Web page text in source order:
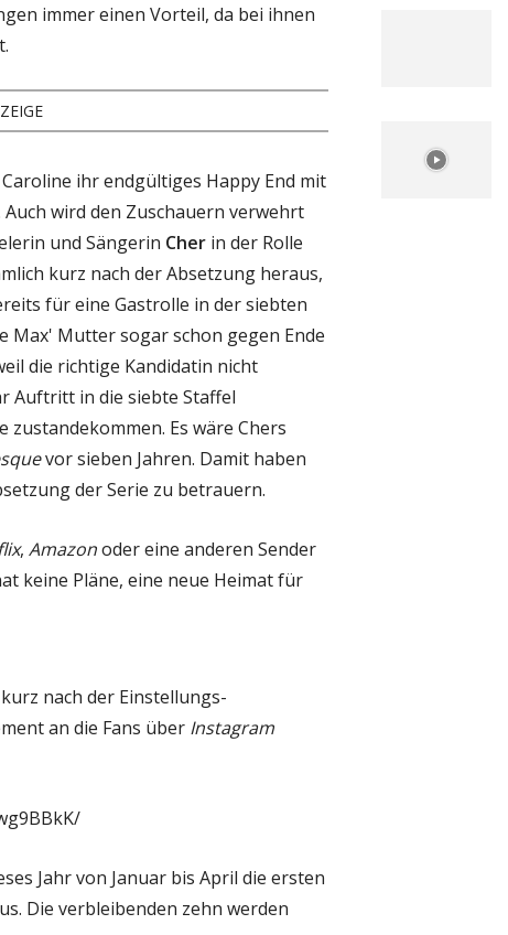
immer einen Vorteil, da bei ihnen
ihr endgültiges Happy End mit
wird den Zuschauern verwehrt
und Sängerin Cher in der Rolle
kurz nach der Absetzung heraus,
für eine Gastrolle in der siebten
Max' Mutter sogar schon gegen Ende
die richtige Kandidatin nicht
Auftritt in die siebte Staffel
Es wäre Chers
vor sieben Jahren. Damit haben
der Serie zu betrauern.
, Amazonoder eine anderen Sender
keine Pläne, eine neue Heimat für
nach der Einstellungs-
an die Fans über Instagram
Jahr von Januar bis April die ersten
Die verbleibenden zehn werden